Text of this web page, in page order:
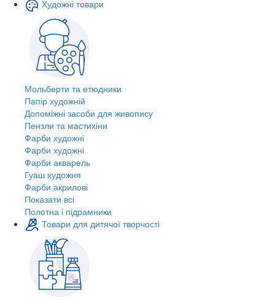
Художні товари
Мольберти та етюдники
Папір художній
Допоміжні засоби для живопису
Пензли та мастихіни
Фарби художні
Фарби художні
Фарби акварель
Гуаш художня
Фарби акрилові
Показати всі
Полотна і підрамники
Товари для дитячої творчості